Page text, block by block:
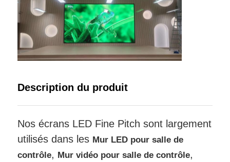
Écran LED SMD
Panneau d'affichage extérieur à LED
Panneau d'affichage led extérieur
Description du produit
Nos écrans LED Fine Pitch sont largement
utilisés dans les Mur LED pour salle de
contrôle, Mur vidéo pour salle de contrôle,